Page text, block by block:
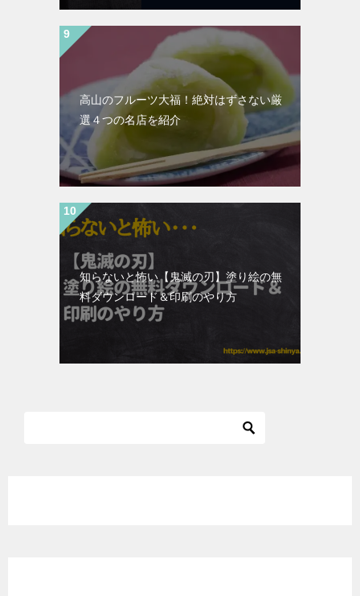
高山のフルーツ大福！絶対はずさない厳
選４つの名店を紹介
知らないと怖い【鬼滅の刃】塗り絵の無
料ダウンロード＆印刷のやり方